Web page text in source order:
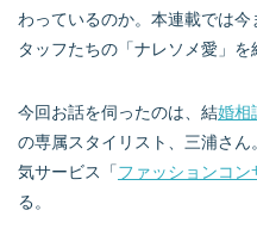
わっているのか。本連載では
タッフたちの「ナレソメ愛」を
今回お話を伺ったのは、結婚相
の専属スタイリスト、三浦さん。
気サービス「ファッションコン
る。